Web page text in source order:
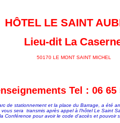
HÔTEL LE SAINT
Lieu-dit La
50170 LE MONT SAINT MICHEL
Tel : 06 65
de stationnement et la place du Barrage, a été
sera transmis après appel à l’hôtel Le
Conférence pour avoir le code d'accès et pouvoir